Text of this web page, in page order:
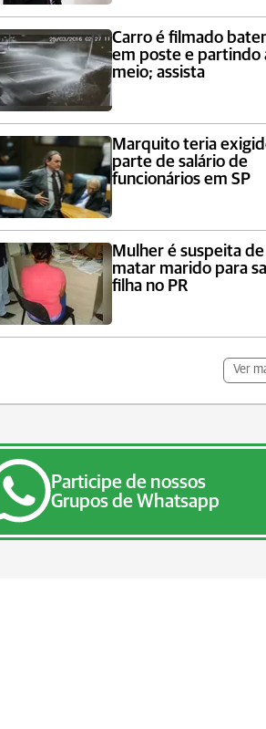
Carro é filmado
em poste e partindo
meio; assista
Marquito teria
parte de salário de
funcionários em SP
Mulher é suspeita de
matar marido para
filha no PR
Ver
Participe de nossos
Grupos de Whatsapp